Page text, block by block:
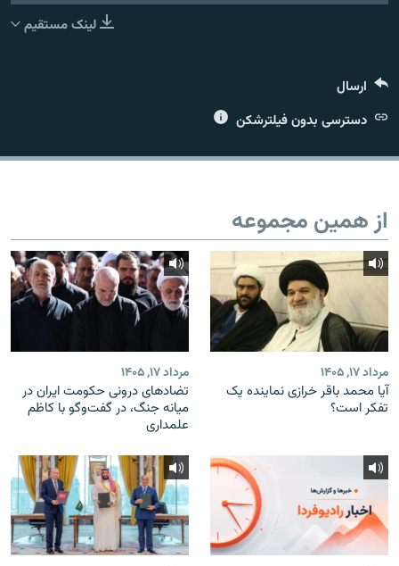
لینک مستقیم
ارسال
دسترسی بدون فیلترشکن
از همین مجموعه
مرداد ۱۷, ۱۴۰۵
آیا محمد باقر خرازی نماینده یک
تفکر است؟
مرداد ۱۷, ۱۴۰۵
تضادهای درونی حکومت ایران در
میانه جنگ، در گفت‌‌وگو با کاظم
علمداری